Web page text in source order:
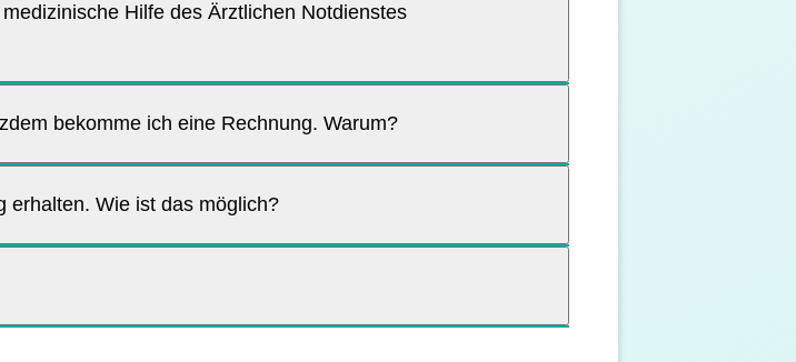
Hilfe des Ärztlichen Notdienstes
bekomme ich eine Rechnung. Warum?
erhalten. Wie ist das möglich?